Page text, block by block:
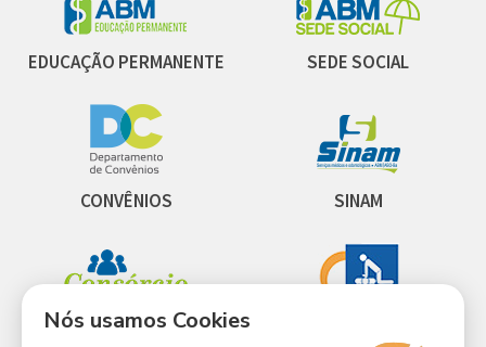
EDUCAÇÃO PERMANENTE SEDE SOCIAL
CONVÊNIOS SINAM
Nós usamos Cookies